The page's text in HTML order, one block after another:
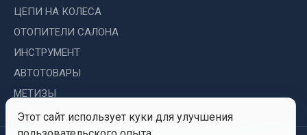
Запчасти ЯМЗ
Двигатель
Система питания
Этот сайт использует куки для улучшения
ЦЕПИ НА КОЛЕСА
ОТОПИТЕЛИ САЛОНА
ИНСТРУМЕНТ
АВТОТОВАРЫ
МЕТИЗЫ